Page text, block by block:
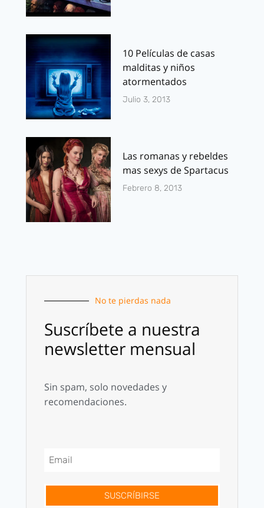
10 Películas de casas
malditas y niños
atormentados
Julio 3, 2013
Las romanas y rebeldes
mas sexys de Spartacus
Febrero 8, 2013
No te pierdas nada
Suscríbete a nuestra
newsletter mensual
Sin spam, solo novedades y
recomendaciones.
SUSCRÍBIRSE